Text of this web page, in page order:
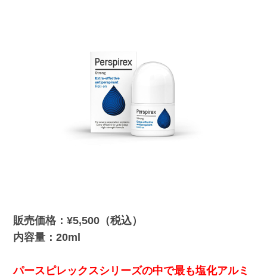
販売価格：¥5,500（税込）
内容量：20ml
パースピレックスシリーズの中で最も塩化アルミ